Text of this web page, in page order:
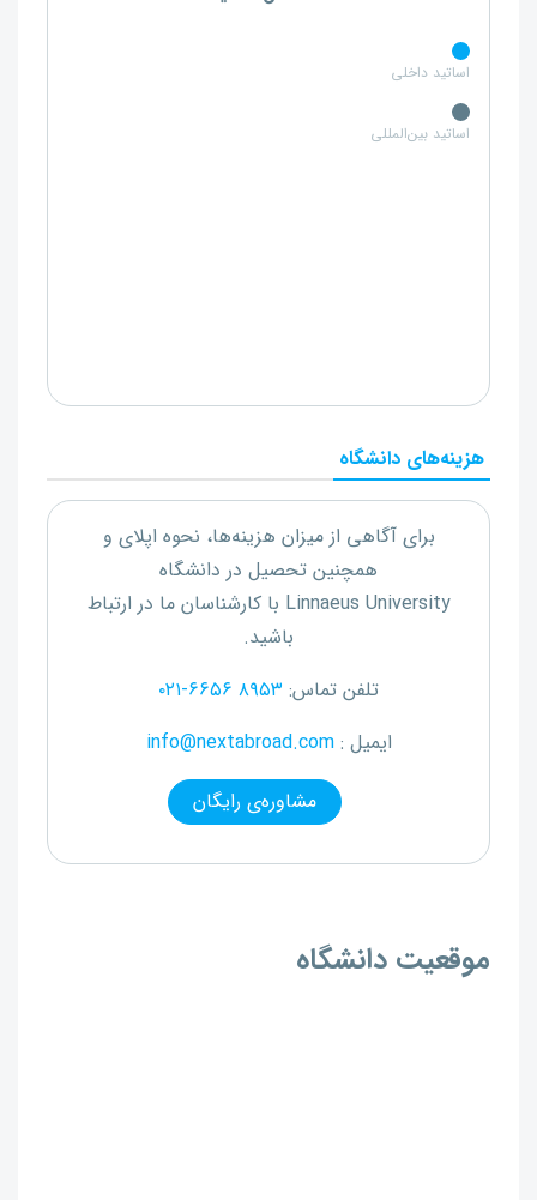
اساتید داخلی
اساتید بین‌المللی
هزینه‌های دانشگاه
برای آگاهی از میزان هزینه‌ها، نحوه اپلای و
همچنین تحصیل در دانشگاه
Linnaeus University با کارشناسان ما در ارتباط
باشید.
تلفن تماس: ۰۲۱-۶۶۵۶ ۸۹۵۳
ایمیل :info@nextabroad.com
مشاوره‌ی رایگان
موقعیت دانشگاه